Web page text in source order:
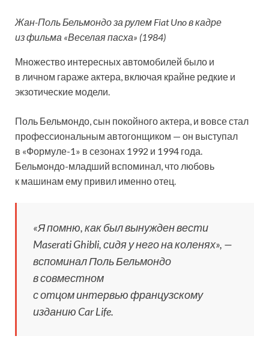
Жан-Поль Бельмондо за рулем Fiat Uno в кадре
из фильма «Веселая пасха» (1984)
Множество интересных автомобилей было и
в личном гараже актера, включая крайне редкие и
экзотические модели.
Поль Бельмондо, сын покойного актера, и вовсе стал
профессиональным автогонщиком — он выступал
в «Формуле-1» в сезонах 1992 и 1994 года.
Бельмондо-младший вспоминал, что любовь
к машинам ему привил именно отец.
«Я помню, как был вынужден вести
Maserati Ghibli, сидя у него на коленях», —
вспоминал Поль Бельмондо
в совместном
с отцом интервью французскому
изданию Car Life.